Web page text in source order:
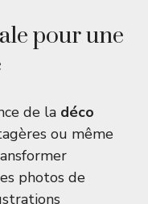
pour une
de la déco
ou même
photos de